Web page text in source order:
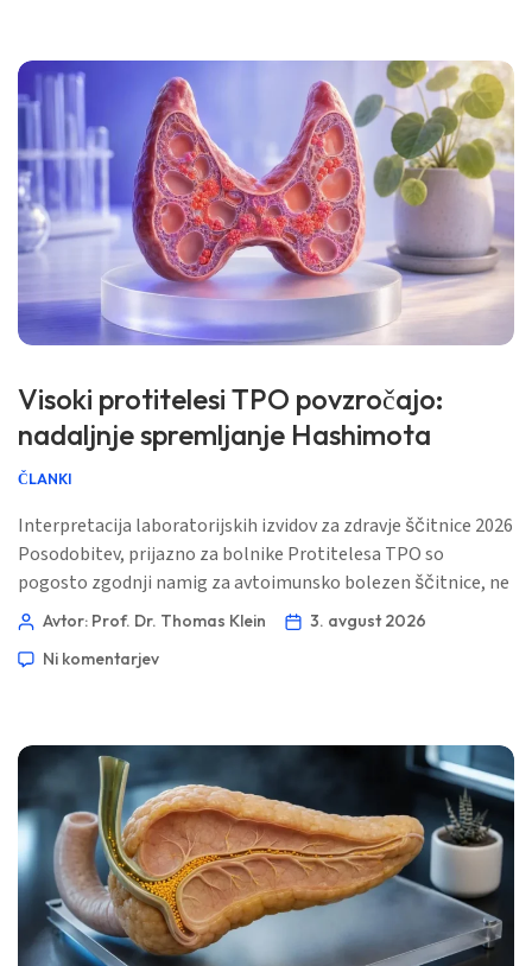
Visoki protitelesi TPO povzročajo:
nadaljnje spremljanje Hashimota
ČLANKI
Interpretacija laboratorijskih izvidov za zdravje ščitnice 2026
Posodobitev, prijazno za bolnike Protitelesa TPO so
pogosto zgodnji namig za avtoimunsko bolezen ščitnice, ne
pa diagnoza, ki bi jo bilo treba zdraviti sama po sebi. Korak, ki
osebnih dejavnikov tveganja skozi čas. 📖 ~11 minut 📅 3.
Avtor: Prof. Dr. Thomas Klein
3. avgust 2026
Ni komentarjev